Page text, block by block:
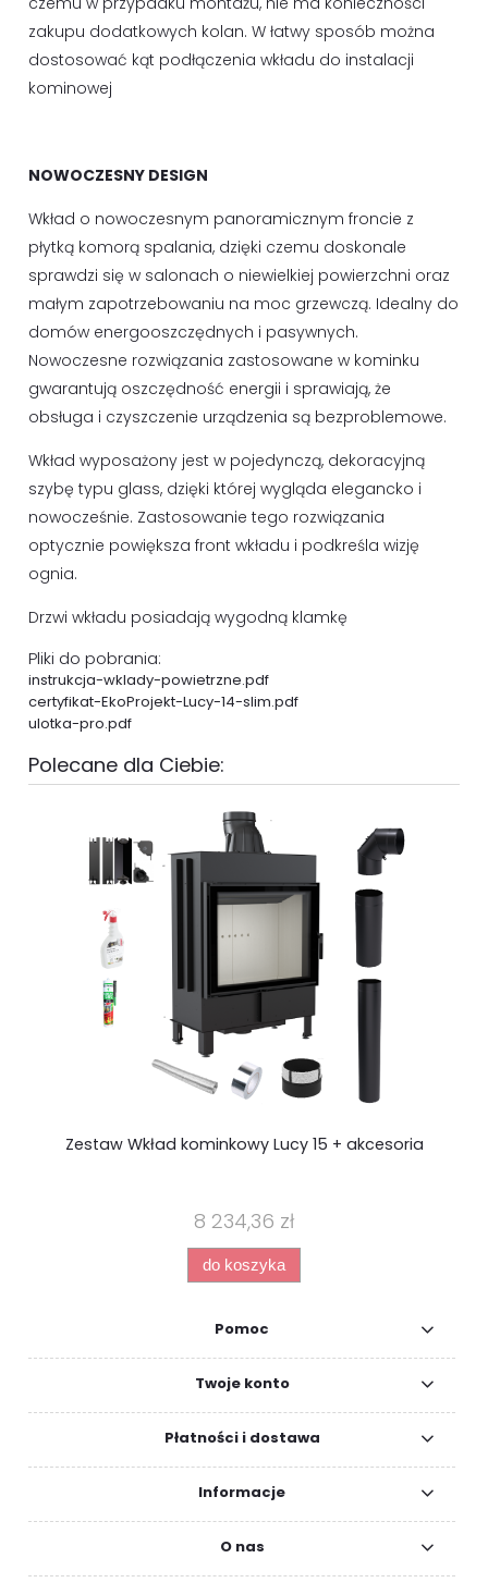
zakupu dodatkowych kolan. W łatwy sposób można
dostosować kąt podłączenia wkładu do instalacji
kominowej
NOWOCZESNY DESIGN
Wkład o nowoczesnym panoramicznym froncie z
płytką komorą spalania, dzięki czemu doskonale
sprawdzi się w salonach o niewielkiej powierzchni oraz
małym zapotrzebowaniu na moc grzewczą. Idealny do
domów energooszczędnych i pasywnych.
Nowoczesne rozwiązania zastosowane w kominku
gwarantują oszczędność energii i sprawiają, że
obsługa i czyszczenie urządzenia są bezproblemowe.
Wkład wyposażony jest w pojedynczą, dekoracyjną
szybę typu glass, dzięki której wygląda elegancko i
nowocześnie. Zastosowanie tego rozwiązania
optycznie powiększa front wkładu i podkreśla wizję
ognia.
Drzwi wkładu posiadają wygodną klamkę
Pliki do pobrania:
instrukcja-wklady-powietrzne.pdf
certyfikat-EkoProjekt-Lucy-14-slim.pdf
ulotka-pro.pdf
Polecane dla Ciebie:
Zestaw Wkład kominkowy Lucy 15 + akcesoria
8 234,36 zł
do koszyka
Pomoc
Twoje konto
Płatności i dostawa
Informacje
O nas